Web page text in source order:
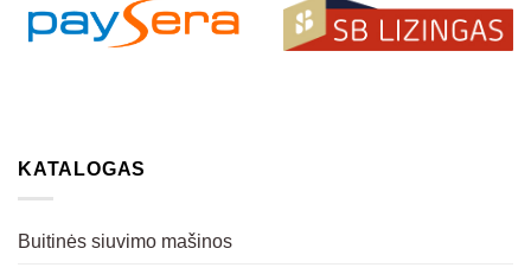
KATALOGAS
Buitinės siuvimo mašinos